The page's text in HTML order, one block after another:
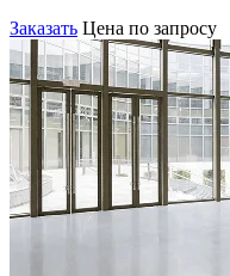
Заказать Цена по запросу